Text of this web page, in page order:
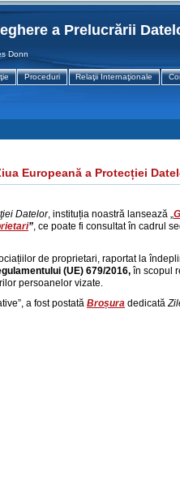
a Prelucrării
Proceduri Relaţii Internaţionale
Europeană a Protecției
Datelor, instituția noastră lansează „
”, ce poate fi consultat în cadrul
de proprietari, raportat la
(UE) 679/2016, în scopul
persoanelor vizate.
a fost postată Broșura dedicată